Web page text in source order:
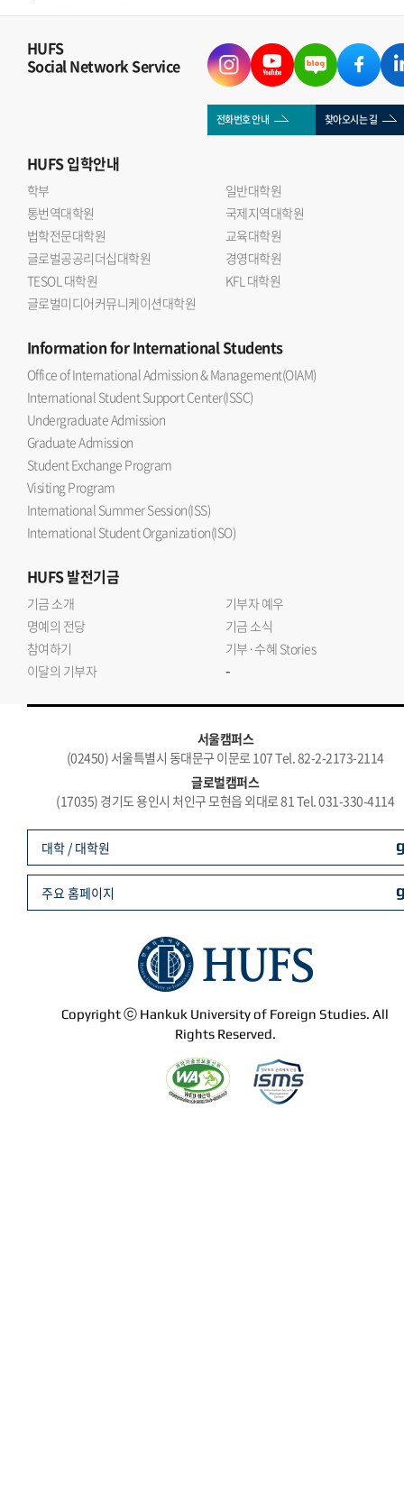
HUFS
Social Network Service
전화번호 안내 찾아오시는 길
HUFS입학안내
학부
일반대학원
통번역대학원
국제지역대학원
법학전문대학원
교육대학원
글로벌공공리더십대학원
경영대학원
TESOL 대학원
KFL 대학원
글로벌미디어커뮤니케이션대학원
Informationfor International Students
Office of International Admission & Management(OIAM)
International Student Support Center(ISSC)
Undergraduate Admission
Graduate Admission
Student Exchange Program
Visiting Program
International Summer Session(ISS)
International Student Organization(ISO)
HUFS발전기금
기금 소개
기부자 예우
명예의 전당
기금 소식
참여하기
기부·수혜 Stories
이달의 기부자
-
서울캠퍼스
(02450) 서울특별시 동대문구 이문로 107 Tel. 82-2-2173-2114
글로벌캠퍼스
(17035) 경기도 용인시 처인구 모현읍 외대로 81 Tel. 031-330-4114
Copyright ⓒ Hankuk University of Foreign Studies. All
Rights Reserved.
대학 / 대학원
주요 홈페이지